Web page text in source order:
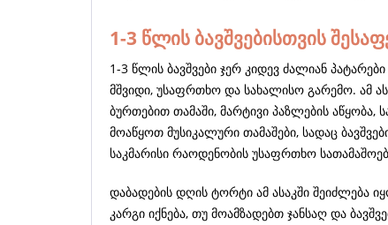
1-3 წლის ბავშვებისთვის
1-3 წლის ბავშვები ჯერ კიდევ ძალიან
მშვიდი, უსაფრთხო და სახალისო გარემო. ამ
ბურთებით თამაში, მარტივი პაზლების აწყობა,
მოაწყოთ მუსიკალური თამაშები, სადაც
საკმარისი რაოდენობის უსაფრთხო
დაბადების დღის ტორტი ამ ასაკში შეიძლება
კარგი იქნება, თუ მოამზადებთ ჯანსაღ და